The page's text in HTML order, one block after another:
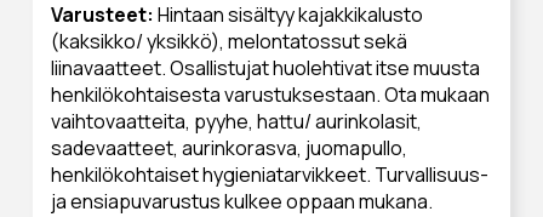
Varusteet: Hintaan sisältyy kajakkikalusto
(kaksikko/ yksikkö), melontatossut sekä
liinavaatteet. Osallistujat huolehtivat itse muusta
henkilökohtaisesta varustuksestaan. Ota mukaan
vaihtovaatteita, pyyhe, hattu/ aurinkolasit,
sadevaatteet, aurinkorasva, juomapullo,
henkilökohtaiset hygieniatarvikkeet. Turvallisuus-
ja ensiapuvarustus kulkee oppaan mukana.